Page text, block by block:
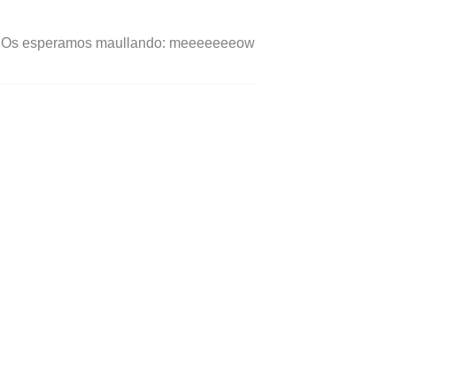
Os esperamos maullando: meeeeeeeow